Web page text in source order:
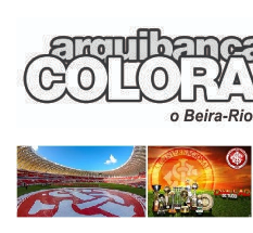
content
Arquibancada